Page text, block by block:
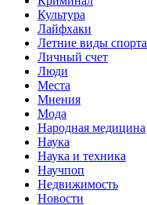
Культура
Лайфхаки
Летние виды спорта
Личный счет
Люди
Места
Мнения
Мода
Народная медицина
Наука
Наука и техника
Научпоп
Недвижимость
Новости